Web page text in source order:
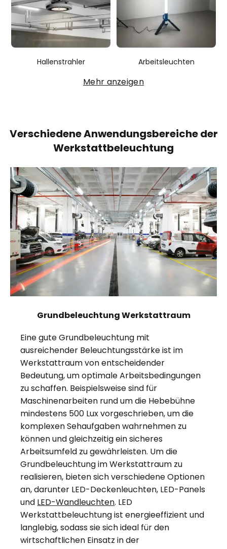
Hallenstrahler Arbeitsleuchten
Mehr anzeigen
Verschiedene Anwendungsbereiche der
Werkstattbeleuchtung
Grundbeleuchtung Werkstattraum
Eine gute Grundbeleuchtung mit
ausreichender Beleuchtungsstärke ist im
Werkstattraum von entscheidender
Bedeutung, um optimale Arbeitsbedingungen
zu schaffen. Beispielsweise sind für
Maschinenarbeiten rund um die Hebebühne
mindestens 500 Lux vorgeschrieben, um die
komplexen Sehaufgaben wahrnehmen zu
können und gleichzeitig ein sicheres
Arbeitsumfeld zu gewährleisten. Um die
Grundbeleuchtung im Werkstattraum zu
realisieren, bieten sich verschiedene Optionen
an, darunter LED-Deckenleuchten, LED-Panels
und LED-Wandleuchten. LED
Werkstattbeleuchtung ist energieeffizient und
langlebig, sodass sie sich ideal für den
wirtschaftlichen Einsatz in der